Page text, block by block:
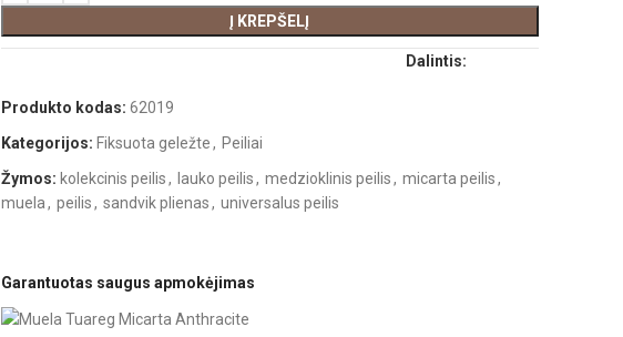
Į KREPŠELĮ
Dalintis:
Produkto kodas: 62019
Kategorijos: Fiksuota geležte, Peiliai
Žymos: kolekcinis peilis, lauko peilis, medzioklinis peilis, micarta peilis,
muela, peilis, sandvik plienas, universalus peilis
Garantuotas saugus apmokėjimas